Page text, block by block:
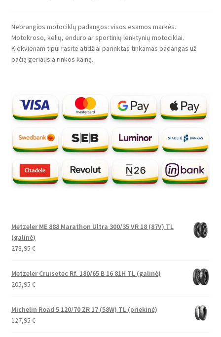
Nebrangios motociklų padangos: visos esamos markės.
Motokroso, kelių, enduro ar sportinių lenktynių motociklai.
Kiekvienam tipui rasite atidžiai parinktas tinkamas padangas už
pačią geriausią rinkos kainą.
Metzeler ME 888 Marathon Ultra 300/35 VR 18 (87V) TL
(galinė)
278,95 €
Metzeler Cruisetec Rf. 180/65 B 16 81H TL (galinė)
205,95 €
Michelin Road 5 120/70 ZR 17 (58W) TL (priekinė)
127,95 €